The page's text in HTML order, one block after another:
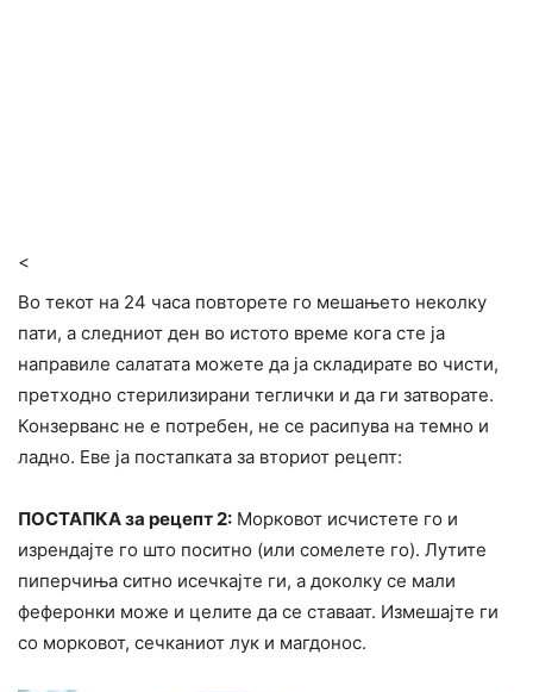
<
Во текот на 24 часа повторете го мешањето неколку
пати, а следниот ден во истото време кога сте ја
направиле салатата можете да ја складирате во чисти,
претходно стерилизирани теглички и да ги затворате.
Конзерванс не е потребен, не се расипува на темно и
ладно. Еве ја постапката за вториот рецепт:
ПОСТАПКА за рецепт 2: Морковот исчистете го и
изрендајте го што поситно (или сомелете го). Лутите
пиперчиња ситно исечкајте ги, а доколку се мали
феферонки може и целите да се ставаат. Измешајте ги
со морковот, сечканиот лук и магдонос.